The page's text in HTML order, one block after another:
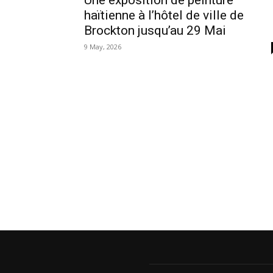
haïtienne à l’hôtel de ville de
Brockton jusqu’au 29 Mai
9 May, 2026